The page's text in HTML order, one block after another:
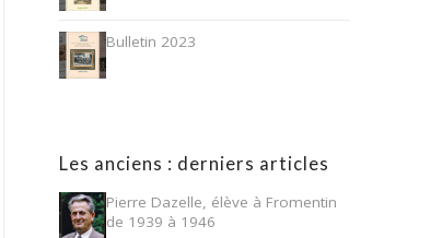
Bulletin 2023
Les anciens : derniers articles
Pierre Dazelle, élève à Fromentin
de 1939 à 1946